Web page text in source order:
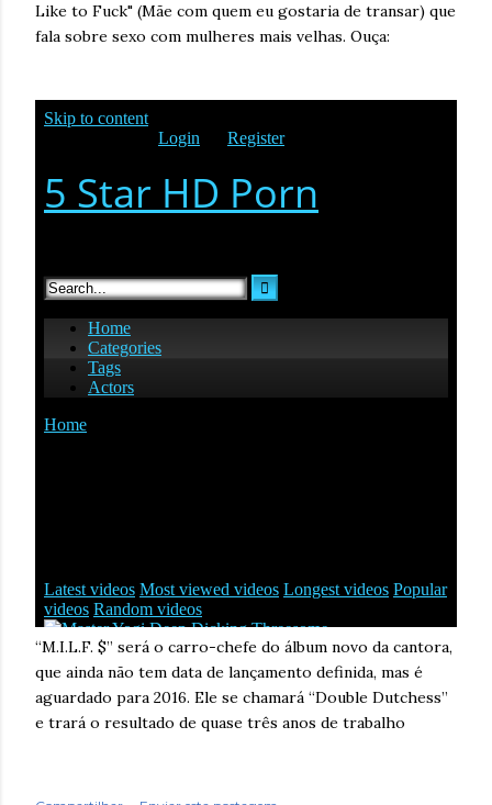
Like to Fuck" (Mãe com quem eu gostaria de transar) que
fala sobre sexo com mulheres mais velhas. Ouça:
“M.I.L.F. $” será o carro-chefe do álbum novo da cantora,
que ainda não tem data de lançamento definida, mas é
aguardado para 2016. Ele se chamará “Double Dutchess”
e trará o resultado de quase três anos de trabalho